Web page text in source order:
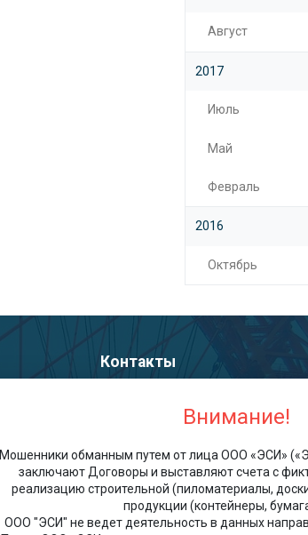
Внимание!
Мошенники обманным путем от лица ООО «ЭСИ»
заключают Договоры и выставляют счета с
реализацию строительной (пиломатериалы,
продукции (контейнеры,
ООО "ЭСИ" не ведет деятельность в данных
Август
2017
Июль
Май
Февраль
2016
Октябрь
Контакты
ЭСИ ЦЕНТРАЛЬНЫЙ ОФИС
Россия, 143081, Московская
Одинцовский р-н, Солослово д,